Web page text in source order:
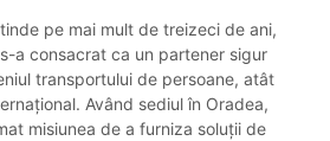
pe mai mult de treizeci de ani,
s-a consacrat ca un partener sigur
transportului de persoane, atât
Având sediul în Oradea,
misiunea de a furniza soluții de